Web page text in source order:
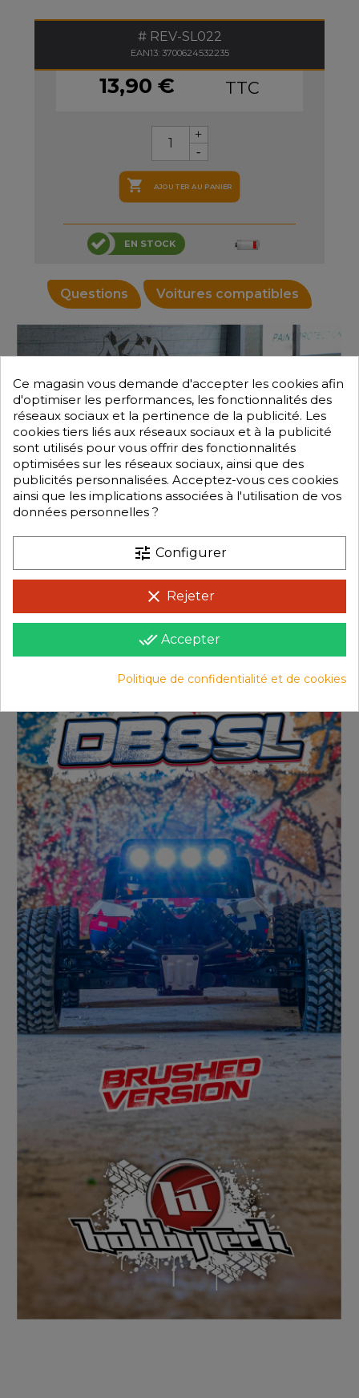
REV-SL022
EAN13: 3700624532235
13,90 € TTC
 AJOUTER AU PANIER
EN STOCK
Questions Voitures compatibles
Ce magasin vous demande d'accepter les cookies afin
d'optimiser les performances, les fonctionnalités des
réseaux sociaux et la pertinence de la publicité. Les
cookies tiers liés aux réseaux sociaux et à la publicité
sont utilisés pour vous offrir des fonctionnalités
optimisées sur les réseaux sociaux, ainsi que des
publicités personnalisées. Acceptez-vous ces cookies
ainsi que les implications associées à l'utilisation de vos
données personnelles ?
tune Configurer
clear Rejeter
done_all Accepter
Politique de confidentialité et de cookies